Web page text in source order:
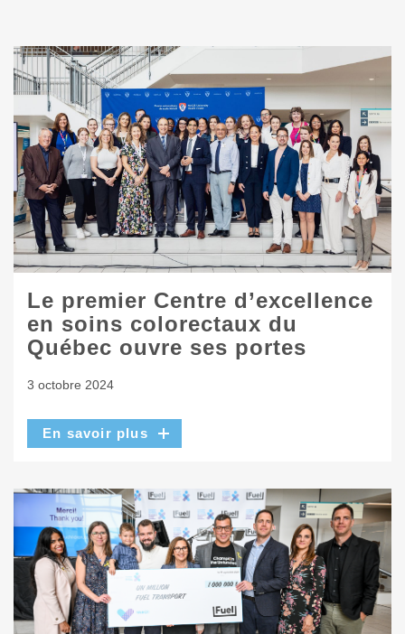
Le premier Centre d’excellence
en soins colorectaux du
Québec ouvre ses portes
3 octobre 2024
En savoir plus